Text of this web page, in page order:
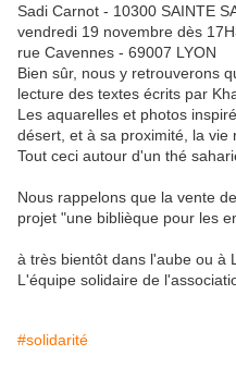
Sadi Carnot - 10300 SAINTE
vendredi 19 novembre dès
rue Cavennes - 69007 LYON
Bien sûr, nous y retrouverons
lecture des textes écrits par
Les aquarelles et photos
désert, et à sa proximité, la vie
Tout ceci autour d'un thé
Nous rappelons que la vente
projet "une biblièque pour les
à très bientôt dans l'aube ou à
L'équipe solidaire de
#solidarité